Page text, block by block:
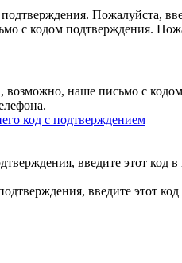
Пожалуйста,
с кодом подтверждения.
наше письмо с
код с подтверждением
введите этот
введите этот